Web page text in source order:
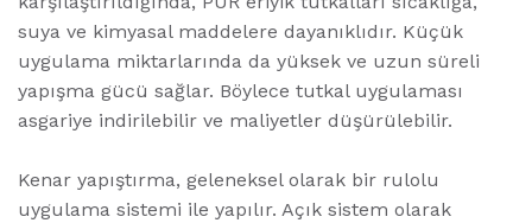
suya ve kimyasal maddelere dayanıklıdır. Küçük
uygulama miktarlarında da yüksek ve uzun süreli
yapışma gücü sağlar. Böylece tutkal uygulaması
asgariye indirilebilir ve maliyetler düşürülebilir.
Kenar yapıştırma, geleneksel olarak bir rulolu
uygulama sistemi ile yapılır. Açık sistem olarak